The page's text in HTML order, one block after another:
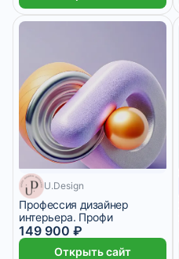
4 000 ₽/мес
U.Design
Профессия дизайнер
интерьера. Профи
149 900 ₽
Открыть сайт